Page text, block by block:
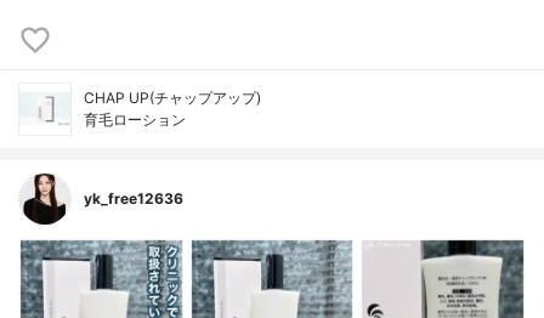
CHAP UP(チャップアップ)
育毛ローション
yk_free12636